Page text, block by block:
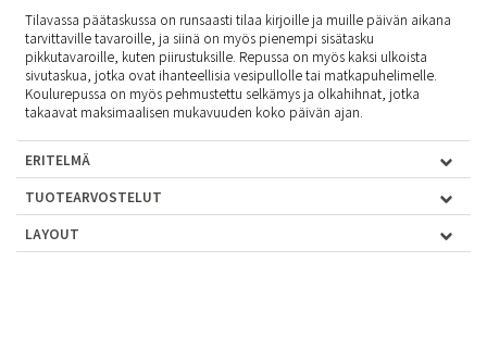
Tilavassa päätaskussa on runsaasti tilaa kirjoille ja muille päivän aikana
tarvittaville tavaroille, ja siinä on myös pienempi sisätasku
pikkutavaroille, kuten piirustuksille. Repussa on myös kaksi ulkoista
sivutaskua, jotka ovat ihanteellisia vesipullolle tai matkapuhelimelle.
Koulurepussa on myös pehmustettu selkämys ja olkahihnat, jotka
takaavat maksimaalisen mukavuuden koko päivän ajan.
ERITELMÄ
TUOTEARVOSTELUT
LAYOUT